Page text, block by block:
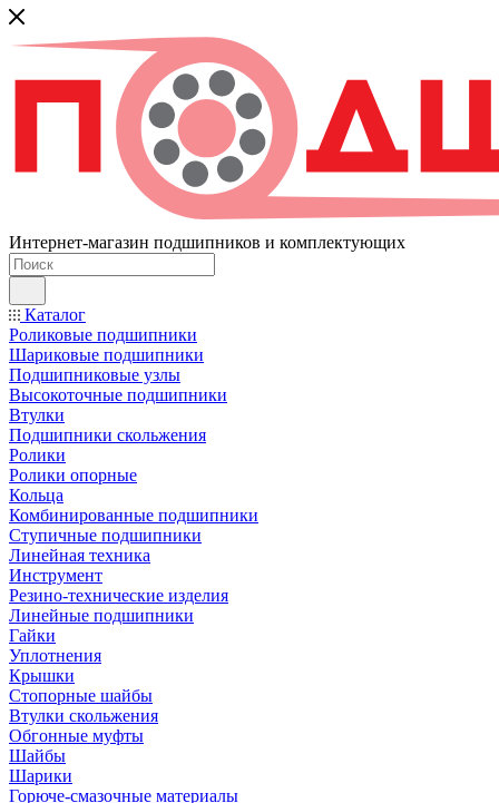
Интернет-магазин подшипников и комплектующих
Каталог
Роликовые подшипники
Шариковые подшипники
Подшипниковые узлы
Высокоточные подшипники
Втулки
Подшипники скольжения
Ролики
Ролики опорные
Кольца
Комбинированные подшипники
Ступичные подшипники
Линейная техника
Инструмент
Резино-технические изделия
Линейные подшипники
Гайки
Уплотнения
Крышки
Стопорные шайбы
Втулки скольжения
Обгонные муфты
Шайбы
Шарики
Горюче-смазочные материалы